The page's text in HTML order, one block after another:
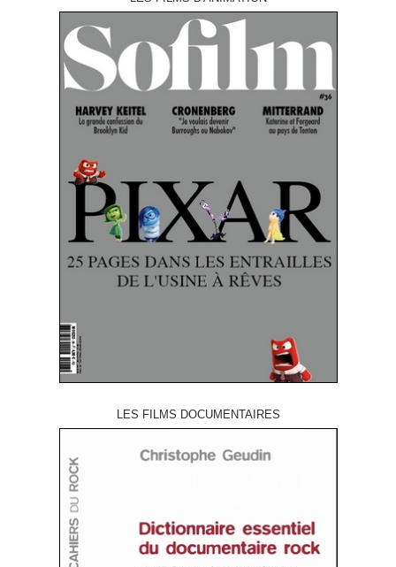
LES FILMS DOCUMENTAIRES